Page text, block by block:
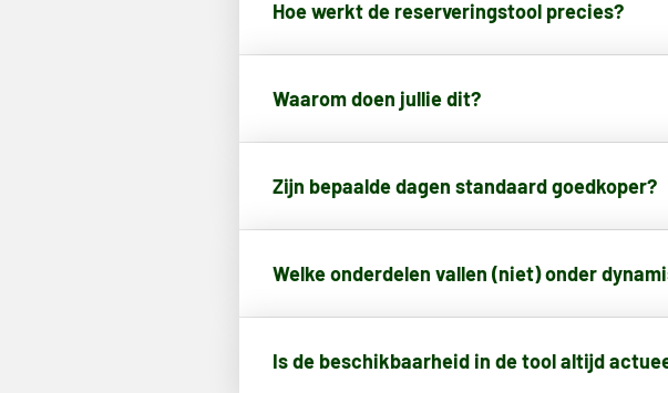
Hoe werkt de reserveringstool precies?
Waarom doen jullie dit?
Zijn bepaalde dagen standaard goedkoper?
Welke onderdelen vallen (niet) onder
Is de beschikbaarheid in de tool altijd